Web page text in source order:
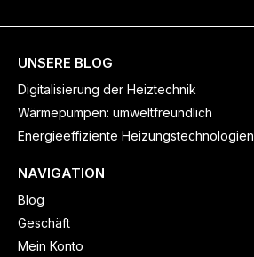
UNSERE BLOG
Digitalisierung der Heiztechnik
Wärmepumpen: umweltfreundlich
Energieeffiziente Heizungstechnologien
NAVIGATION
Blog
Geschäft
Mein Konto